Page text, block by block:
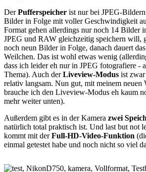
DerPufferspeicher ist nur bei JPEG-
Bilder in Folge mit voller Geschwindigkeit
Format gehen allerdings nur noch 14 Bilder
JPEG und RAW gleichzeitig speichern will,
noch neun Bilder in Folge, danach dauert
Weilchen. Das ist wohl etwas wenig
dass ich leider eh nur in JPEG fotografiere -
Thema). Auch derLiveview-Modus ist
relativ langsam. Nun gut, mit meinem
brauche ich den Liveview-Modus eh kaum
mehr weiter unten).
Außerdem gibt es in der Kamera zwei
natürlich total praktisch ist. Und last but not
kommt mit derFull-HD-Video-Funktion
einmal getestet habe und noch nicht so viel